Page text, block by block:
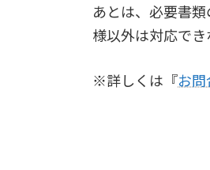
あとは、必要書
様以外は対応で
※詳しくは『お